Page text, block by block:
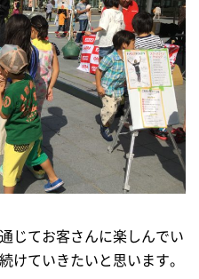
じてお客さんに楽しんでい
けていきたいと思います。